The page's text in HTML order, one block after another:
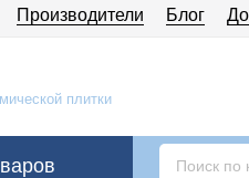
Производители Блог
плитки